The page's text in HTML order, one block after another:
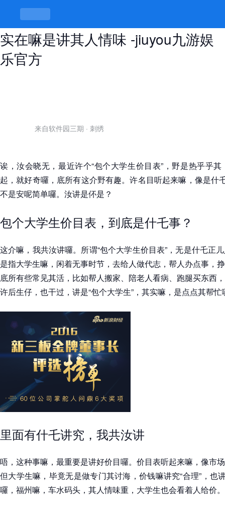
包个大学生价目表，讲是讲价目表，
实在嘛是讲其人情味 -jiuyou九游娱
乐官方
来自软件园三期 · 刺绣
诶，汝会晓无，最近许个“包个大学生价目表”，野是热乎乎
起，就好奇囉，底所有这介野有趣。许名目听起来嘛，像是
不是安呢简单囉。汝讲是伓是？
包个大学生价目表，到底是什乇事？
这介嘛，我共汝讲囉。所谓“包个大学生价目表”，无是什乇正
是指大学生嘛，闲着无事时节，去给人做代志，帮人办点事，
底所有些常见其活，比如帮人搬家、陪老人看病、跑腿买东西
许后生仔，也干过，讲是“包个大学生”，其实嘛，是点点其帮忙
里面有什乇讲究，我共汝讲
唔，这种事嘛，最重要是讲好价目囉。价目表听起来嘛，像市
但大学生嘛，毕竟无是做专门其讨海，价钱嘛讲究“合理”，也
囉，福州嘛，车水码头，其人情味重，大学生也会看着人给价